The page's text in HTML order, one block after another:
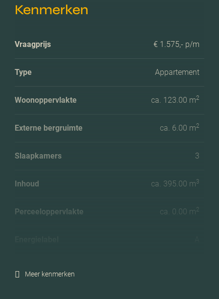
Kenmerken
Vraagprijs € 1.575,- p/m
Type Appartement
Woonoppervlakte ca. 123.00 m2
Externe bergruimte ca. 6.00 m2
Slaapkamers 3
Inhoud ca. 395.00 m3
Perceeloppervlakte ca. 0.00 m2
Meer kenmerken